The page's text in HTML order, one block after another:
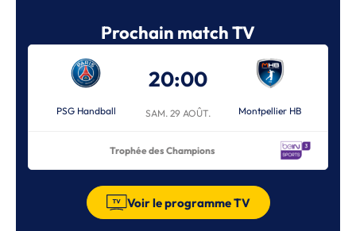
Prochain match TV
PSG Handball
20:00
SAM. 29 AOÛT. Montpellier HB
Trophée des Champions
Voir le programme TV